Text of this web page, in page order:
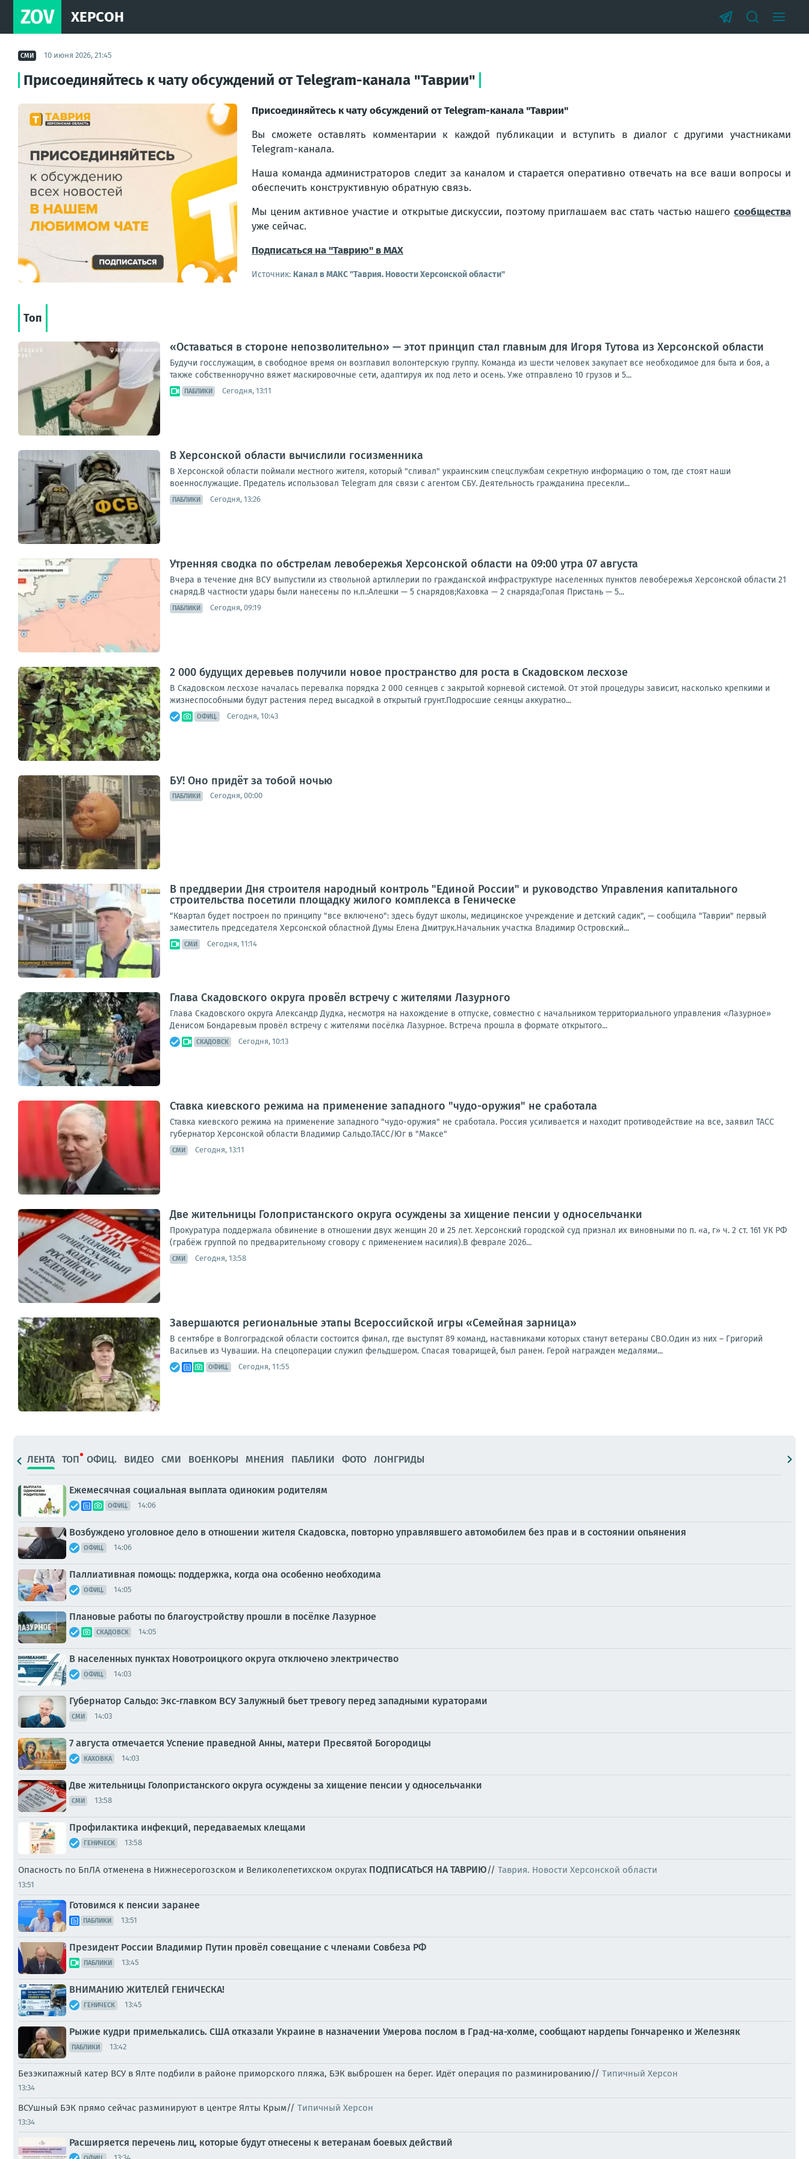
ZOV ХЕРСОН
СМИ 10 июня 2026, 21:45
Присоединяйтесь к чату обсуждений от Telegram-канала "Таврии"
Присоединяйтесь к чату обсуждений от Telegram-канала "Таврии"
Вы сможете оставлять комментарии к каждой публикации и вступить в диалог с другими участниками
Telegram-канала.
Наша команда администраторов следит за каналом и старается оперативно отвечать на все ваши вопросы и
обеспечить конструктивную обратную связь.
Мы ценим активное участие и открытые дискуссии, поэтому приглашаем вас стать частью нашего сообщества
уже сейчас.
Подписаться на "Таврию" в MAX
Источник: Канал в МАКС "Таврия. Новости Херсонской области"
Топ
«Оставаться в стороне непозволительно» — этот принцип стал главным для Игоря Тутова из Херсонской области
Будучи госслужащим, в свободное время он возглавил волонтерскую группу. Команда из шести человек закупает все необходимое для быта и боя, а
также собственноручно вяжет маскировочные сети, адаптируя их под лето и осень. Уже отправлено 10 грузов и 5...
ПАБЛИКИ Сегодня, 13:11
В Херсонской области вычислили госизменника
В Херсонской области поймали местного жителя, который "сливал" украинским спецслужбам секретную информацию о том, где стоят наши
военнослужащие. Предатель использовал Telegram для связи с агентом СБУ. Деятельность гражданина пресекли...
ПАБЛИКИ Сегодня, 13:26
Утренняя сводка по обстрелам левобережья Херсонской области на 09:00 утра 07 августа
Вчера в течение дня ВСУ выпустили из ствольной артиллерии по гражданской инфраструктуре населенных пунктов левобережья Херсонской области 21
снаряд.В частности удары были нанесены по н.п.:Алешки — 5 снарядов;Каховка — 2 снаряда;Голая Пристань — 5...
ПАБЛИКИ Сегодня, 09:19
2 000 будущих деревьев получили новое пространство для роста в Скадовском лесхозе
В Скадовском лесхозе началась перевалка порядка 2 000 сеянцев с закрытой корневой системой. От этой процедуры зависит, насколько крепкими и
жизнеспособными будут растения перед высадкой в открытый грунт.Подросшие сеянцы аккуратно...
ОФИЦ. Сегодня, 10:43
БУ! Оно придёт за тобой ночью
ПАБЛИКИ Сегодня, 00:00
В преддверии Дня строителя народный контроль "Единой России" и руководство Управления капитального
строительства посетили площадку жилого комплекса в Геническе
"Квартал будет построен по принципу "все включено": здесь будут школы, медицинское учреждение и детский садик", — сообщила "Таврии" первый
заместитель председателя Херсонской областной Думы Елена Дмитрук.Начальник участка Владимир Островский...
СМИ Сегодня, 11:14
Глава Скадовского округа провёл встречу с жителями Лазурного
Глава Скадовского округа Александр Дудка, несмотря на нахождение в отпуске, совместно с начальником территориального управления «Лазурное»
Денисом Бондаревым провёл встречу с жителями посёлка Лазурное. Встреча прошла в формате открытого...
СКАДОВСК Сегодня, 10:13
Ставка киевского режима на применение западного "чудо-оружия" не сработала
Ставка киевского режима на применение западного "чудо-оружия" не сработала. Россия усиливается и находит противодействие на все, заявил ТАСС
губернатор Херсонской области Владимир Сальдо.ТАСС/Юг в "Максе"
СМИ Сегодня, 13:11
Две жительницы Голопристанского округа осуждены за хищение пенсии у односельчанки
Прокуратура поддержала обвинение в отношении двух женщин 20 и 25 лет. Херсонский городской суд признал их виновными по п. «а, г» ч. 2 ст. 161 УК РФ
(грабёж группой по предварительному сговору с применением насилия).В феврале 2026...
СМИ Сегодня, 13:58
Завершаются региональные этапы Всероссийской игры «Семейная зарница»
В сентябре в Волгоградской области состоится финал, где выступят 89 команд, наставниками которых станут ветераны СВО.Один из них – Григорий
Васильев из Чувашии. На спецоперации служил фельдшером. Спасая товарищей, был ранен. Герой награжден медалями...
ОФИЦ. Сегодня, 11:55
ЛЕНТА ТОП ОФИЦ. ВИДЕО СМИ ВОЕНКОРЫ МНЕНИЯ ПАБЛИКИ ФОТО ЛОНГРИДЫ
Ежемесячная социальная выплата одиноким родителям
ОФИЦ. 14:06
Возбуждено уголовное дело в отношении жителя Скадовска, повторно управлявшего автомобилем без прав и в состоянии опьянения
ОФИЦ. 14:06
Паллиативная помощь: поддержка, когда она особенно необходима
ОФИЦ. 14:05
Плановые работы по благоустройству прошли в посёлке Лазурное
СКАДОВСК 14:05
В населенных пунктах Новотроицкого округа отключено электричество
ОФИЦ. 14:03
Губернатор Сальдо: Экс-главком ВСУ Залужный бьет тревогу перед западными кураторами
СМИ 14:03
7 августа отмечается Успение праведной Анны, матери Пресвятой Богородицы
КАХОВКА 14:03
Две жительницы Голопристанского округа осуждены за хищение пенсии у односельчанки
СМИ 13:58
Профилактика инфекций, передаваемых клещами
ГЕНИЧЕСК 13:58
Опасность по БпЛА отменена в Нижнесерогозском и Великолепетихском округах ПОДПИСАТЬСЯ НА ТАВРИЮ// Таврия. Новости Херсонской области
13:51
Готовимся к пенсии заранее
ПАБЛИКИ 13:51
Президент России Владимир Путин провёл совещание с членами Совбеза РФ
ПАБЛИКИ 13:45
ВНИМАНИЮ ЖИТЕЛЕЙ ГЕНИЧЕСКА!
ГЕНИЧЕСК 13:45
Рыжие кудри примелькались. США отказали Украине в назначении Умерова послом в Град-на-холме, сообщают нардепы Гончаренко и Железняк
ПАБЛИКИ 13:42
Безэкипажный катер ВСУ в Ялте подбили в районе приморского пляжа, БЭК выброшен на берег. Идёт операция по разминированию// Типичный Херсон
13:34
ВСУшный БЭК прямо сейчас разминируют в центре Ялты Крым// Типичный Херсон
13:34
Расширяется перечень лиц, которые будут отнесены к ветеранам боевых действий